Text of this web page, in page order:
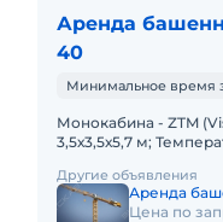
Аренда
40
Минимальное время
Монокабина - ZTM
3,5х3,5х5,7 м;
Длин
Другие объявления
Аренда
Цена по